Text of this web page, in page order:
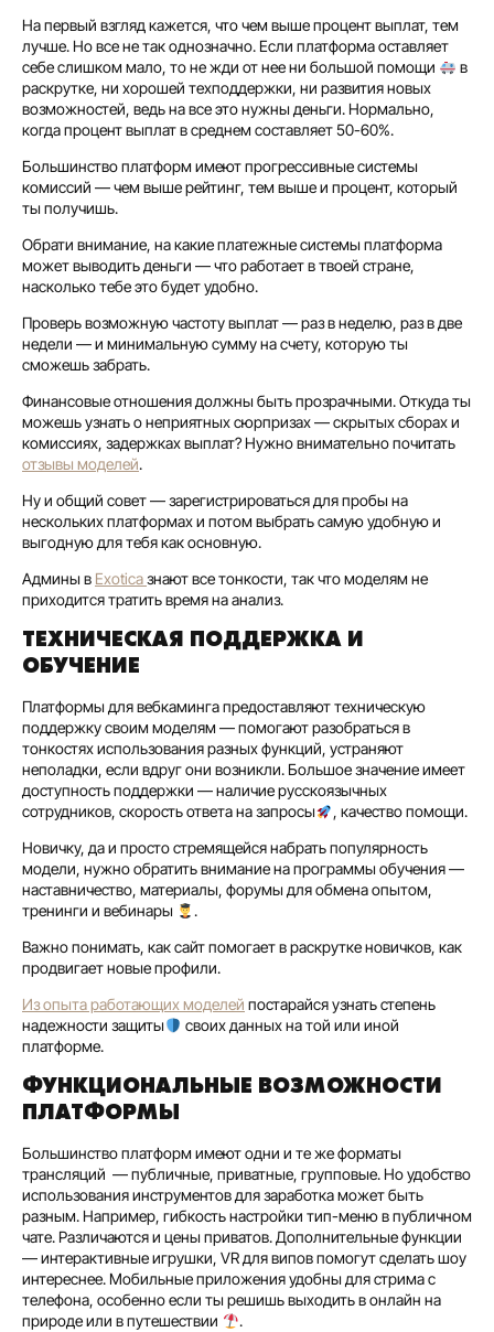
На первый взгляд кажется, что чем выше процент выплат, тем
лучше. Но все не так однозначно. Если платформа оставляет
себе слишком мало, то не жди от нее ни большой помощи
в
раскрутке, ни хорошей техподдержки, ни развития новых
возможностей, ведь на все это нужны деньги. Нормально,
когда процент выплат в среднем составляет 50-60%.
Большинство платформ имеют прогрессивные системы
комиссий — чем выше рейтинг, тем выше и процент, который
ты получишь.
Обрати внимание, на какие платежные системы платформа
может выводить деньги — что работает в твоей стране,
насколько тебе это будет удобно.
Проверь возможную частоту выплат — раз в неделю, раз в две
недели — и минимальную сумму на счету, которую ты
сможешь забрать.
Финансовые отношения должны быть прозрачными. Откуда ты
можешь узнать о неприятных сюрпризах — скрытых сборах и
комиссиях, задержках выплат? Нужно внимательно почитать
отзывы моделей.
Ну и общий совет — зарегистрироваться для пробы на
нескольких платформах и потом выбрать самую удобную и
выгодную для тебя как основную.
Админы в Exoticaзнают все тонкости, так что моделям не
приходится тратить время на анализ.
ТЕХНИЧЕСКАЯ ПОДДЕРЖКА И
ОБУЧЕНИЕ
Платформы для вебкаминга предоставляют техническую
поддержку своим моделям — помогают разобраться в
тонкостях использования разных функций, устраняют
неполадки, если вдруг они возникли. Большое значение имеет
доступность поддержки — наличие русскоязычных
сотрудников, скорость ответа на запросы
, качество помощи.
Новичку, да и просто стремящейся набрать популярность
модели, нужно обратить внимание на программы обучения —
наставничество, материалы, форумы для обмена опытом,
тренинги и вебинары
.
Важно понимать, как сайт помогает в раскрутке новичков, как
продвигает новые профили.
Из опыта работающих моделей постарайся узнать степень
надежности защиты
своих данных на той или иной
платформе.
ФУНКЦИОНАЛЬНЫЕ ВОЗМОЖНОСТИ
ПЛАТФОРМЫ
Большинство платформ имеют одни и те же форматы
трансляций — публичные, приватные, групповые. Но удобство
использования инструментов для заработка может быть
разным. Например, гибкость настройки тип-меню в публичном
чате. Различаются и цены приватов. Дополнительные функции
— интерактивные игрушки, VR для випов помогут сделать шоу
интереснее. Мобильные приложения удобны для стрима с
телефона, особенно если ты решишь выходить в онлайн на
природе или в путешествии
.